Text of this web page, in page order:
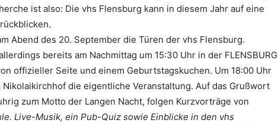
ist also: Die vhs Flensburg kann in diesem Jahr auf eine
Abend des 20. September die Türen der vhs Flensburg.
bereits am Nachmittag um 15:30 Uhr in der FLENSBURG
offizieller Seite und einem Geburtstagskuchen. Um 18:00 Uhr
die eigentliche Veranstaltung. Auf das Grußwort
zum Motto der Langen Nacht, folgen Kurzvorträge von
Live-Musik, ein Pub-Quiz sowie Einblicke in den vhs